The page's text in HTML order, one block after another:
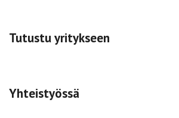
Tutustu yritykseen
Yhteistyössä